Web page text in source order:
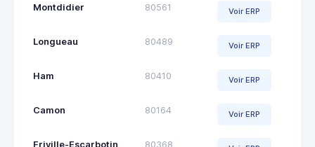
Montdidier 80561 Voir ERP
Longueau 80489 Voir ERP
Ham 80410 Voir ERP
Camon 80164 Voir ERP
Friville-Escarbotin 80368